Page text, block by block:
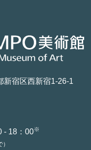
新宿区西新宿1-26-1
- 18：00※